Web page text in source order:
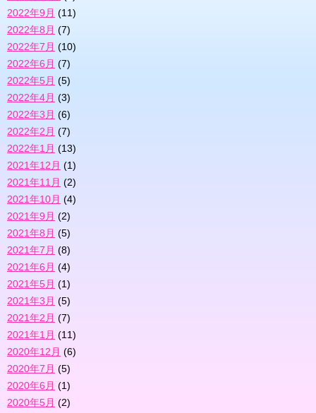
2022年9月 (11)
2022年8月 (7)
2022年7月 (10)
2022年6月 (7)
2022年5月 (5)
2022年4月 (3)
2022年3月 (6)
2022年2月 (7)
2022年1月 (13)
2021年12月 (1)
2021年11月 (2)
2021年10月 (4)
2021年9月 (2)
2021年8月 (5)
2021年7月 (8)
2021年6月 (4)
2021年5月 (1)
2021年3月 (5)
2021年2月 (7)
2021年1月 (11)
2020年12月 (6)
2020年7月 (5)
2020年6月 (1)
2020年5月 (2)